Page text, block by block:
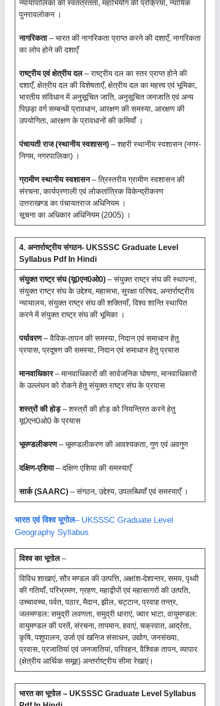
न्यायापालिका की स्वतंत्रतता, महाभियोग की प्रक्रिया, न्यायिक
पुनरावलोकन ।
नागरिकता– भारत की नागरिकता प्राप्त करने की दशाएँ, नागरिकता
का लोप होने की दशाएँ
राष्ट्रीय एवं क्षेत्रीय दल– राष्ट्रीय दल का स्तर प्राप्त होने की
दशाएँ, क्षेत्रीय दल की विशेषताएँ, क्षेत्रीय दल का महत्त्व एवं भूमिका,
भारतीय संविधान में अनुसूचित जाति, अनुसूचित जनजाति एवं अन्य
पिछड़ा वर्ग सम्बन्धी प्रावधान, आरक्षण की समस्या, आरक्षण की
उपयोगिता, आरक्षण के प्रावधानों की कमियाँ ।
पंचायती राज (स्थानीय स्वशासन) – शहरी स्थानीय स्वशासन (नगर-
निगम, नगरपालिका) ।
ग्रामीण स्थानीय स्वशासन– त्रिस्तरीय ग्रामीण स्वशासन की
संरचना, कार्यप्रणाली एवं लोकतांत्रिक विकेन्द्रीकरण
उत्तराखण्ड का पंचायतराज अधिनियम ।
सूचना का अधिकार अधिनियम (2005) ।
4. अन्तर्राष्ट्रीय संगठन- UKSSSC Graduate Level
Syllabus Pdf In Hindi
संयुक्त राष्ट्र संघ (यू0एन0ओ0) – संयुक्त राष्ट्र संघ की स्थापना,
संयुक्त राष्ट्र संघ के उद्देश्य, महासभा, सुरक्षा परिषद, अन्तर्राष्ट्रीय
न्यायालय, संयुक्त राष्ट्र संघ की शक्तियाँ, विश्व शान्ति स्थापित
करने में संयुक्त राष्ट्र संघ की भूमिका ।
पर्यावरण– वैविक-तापन की समस्या, निदान एवं समाधान हेतु
प्रयास, प्रदूषण की समस्या, निदान एवं समाधान हेतु प्रयास
मानवाधिकार– मानवाधिकारों की सार्वजनिक घोषणा, मानवाधिकारों
के उल्लंघन को रोकने हेतु संयुक्त राष्ट्र संघ के प्रयास
शस्त्रों की होड़– शस्त्रों की होड़ को नियन्त्रित करने हेतु
यू0एन0ओ0 के प्रयास
भूमण्डलीकरण– भूमण्डलीकरण की आवश्यकता, गुण एवं अवगुण
दक्षिण-एशिया– दक्षिण एशिया की समस्याएँ
सार्क (SAARC) – संगठन, उद्देश्य, उपलब्धियाँ एवं समस्याएँ ।
भारत एवं विश्व भूगोल– UKSSSC Graduate Level
Geography Syllabus
विश्व का भूगोल–
विविध शाखाएं, सौर मण्डल की उत्पत्ति, अक्षांश-देशान्तर, समय, पृथ्वी
की गतियाँ, परिभ्रमण, ग्रहण, महाद्वीपों एवं महासागरों की उत्पति,
उच्चावच्च, पर्वत, पठार, मैदान, झील, चट्टान, प्रवाह तन्त्र,
जलमण्डल: समुद्री लवणता, समुद्री धाराएं, ज्वार भाटा, वायुमण्डल:
वायुमण्डल की परतें, संरचना, तापमान, हवाएं, चक्रवात, आर्द्रता,
कृषि, पशुपालन, उर्जा एवं खनिज संसाधन, उद्योग, जनसंख्या,
प्रवास, प्रजातियां एवं जनजातियां, परिवहन, वैश्विक तापन, व्यापार
(क्षेत्रीय आर्थिक समूह) अन्तर्राष्ट्रीय सीमा रेखाएं।
भारत का भूगोल – UKSSSC Graduate Level Syllabus